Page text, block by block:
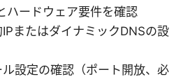
ハードウェア要件を確認
またはダイナミックDNSの設
設定の確認（ポート開放、必